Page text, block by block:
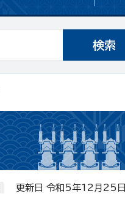
更新日 令和5年12月25日